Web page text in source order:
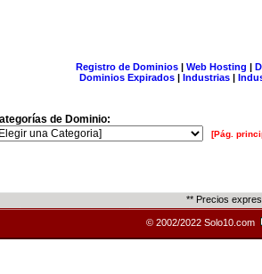
Registro de Dominios| Web Hosting |
Dominios Expirados | Industrias |
de Dominio:
[Pág.
** Precios
© 2002/2022 Solo10.com